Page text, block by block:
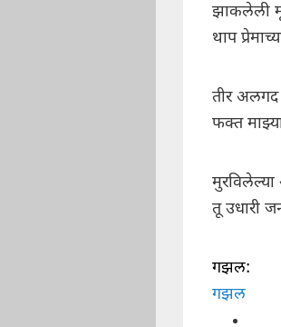
झाकलेली
थाप
तीर
फक्त
तू उधारी
गझल:
गझल